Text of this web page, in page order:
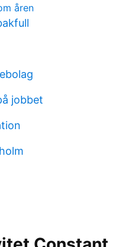
åren
jobbet